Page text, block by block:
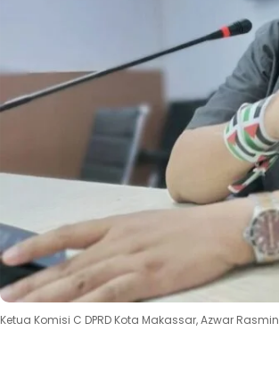
Ketua Komisi C DPRD Kota Makassar, Azwar Rasmin